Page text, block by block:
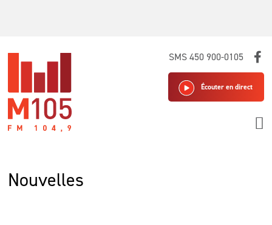
SMS 450 900-0105
Écouter en direct
Nouvelles